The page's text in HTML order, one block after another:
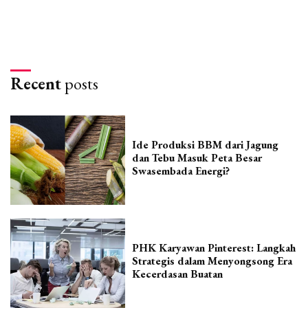
Recentposts
Ide Produksi BBM dari Jagung
dan Tebu Masuk Peta Besar
Swasembada Energi?
PHK Karyawan Pinterest: Langkah
Strategis dalam Menyongsong Era
Kecerdasan Buatan